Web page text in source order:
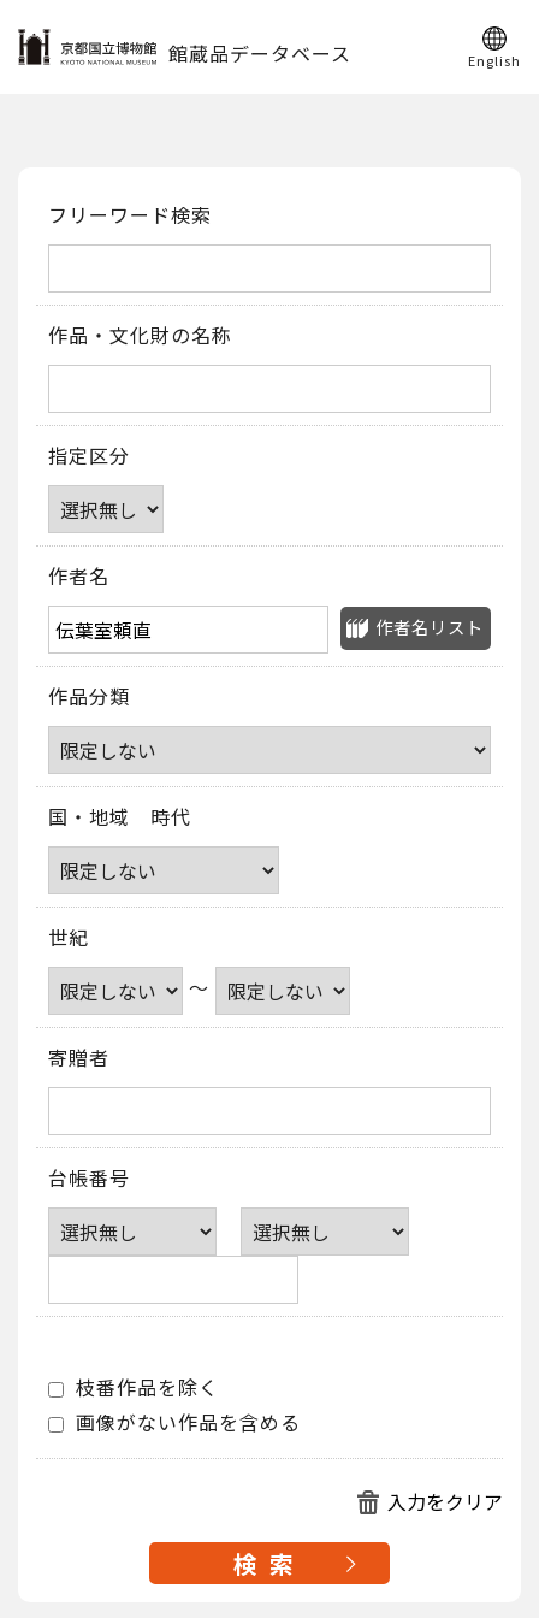
館蔵品データベース English
フリーワード検索
作品・文化財の名称
指定区分
作者名
作者名リスト
作品分類
国・地域 時代
世紀
～
寄贈者
台帳番号
枝番作品を除く
画像がない作品を含める